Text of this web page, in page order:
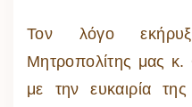
Τον λόγο
Μητροπολίτης μας
με την ευκαιρία